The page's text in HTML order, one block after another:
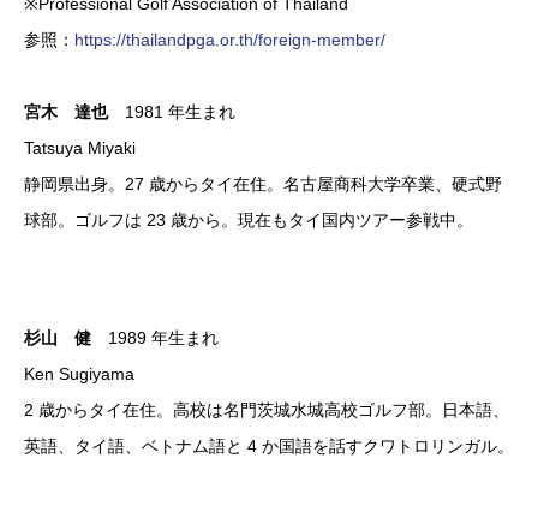
参照： https://thailandpga.or.th/foreign-member/
宮木 達也1981 年生まれ
Tatsuya Miyaki
静岡県出身。27 歳からタイ在住。名古屋商科大学卒業、硬式野
球部。ゴルフは 23 歳から。現在もタイ国内ツアー参戦中。
杉山 健 1989 年生まれ
Ken Sugiyama
2 歳からタイ在住。高校は名門茨城水城高校ゴルフ部。日本語、
英語、タイ語、ベトナム語と 4 か国語を話すクワトロリンガル。